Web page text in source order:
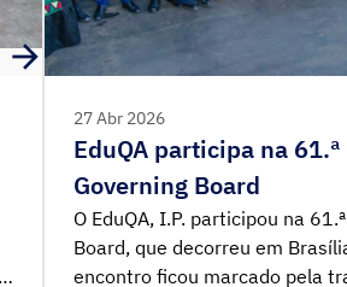
27 Abr 2026
EduQA participa na
Governing Board
O EduQA, I.P. participou na
Board, que decorreu em
encontro ficou marcado pela